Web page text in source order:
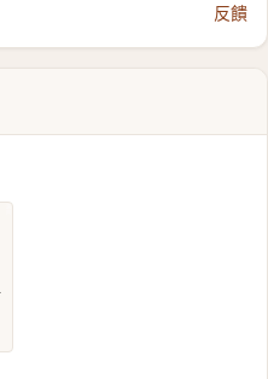
反饋